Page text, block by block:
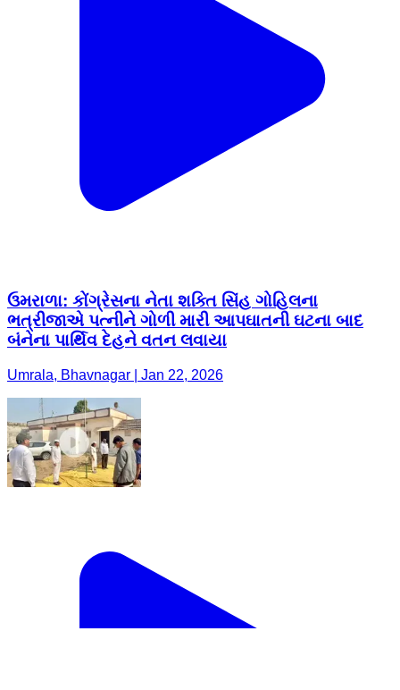
ઉમરાળા: કોંગ્રેસના નેતા શક્તિ સિંહ ગોહિલના
ભત્રીજાએ પત્નીને ગોળી મારી આપઘાતની ઘટના બાદ
બંનેના પાર્થિવ દેહને વતન લવાયા
Umrala, Bhavnagar | Jan 22, 2026